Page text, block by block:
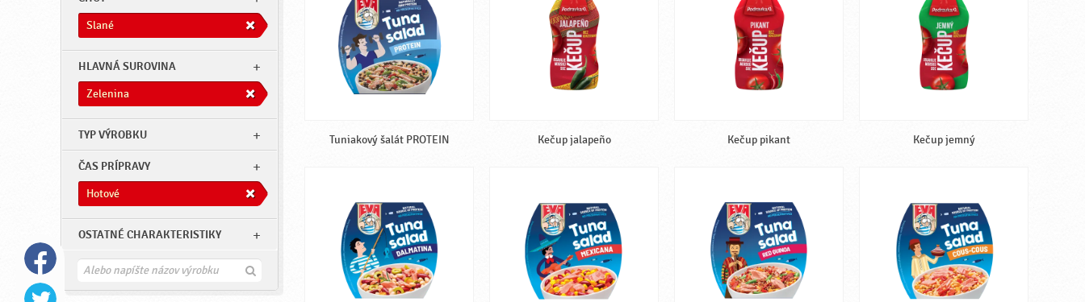
Slané
HLAVNÁ SUROVINA
Zelenina
TYP VÝROBKU
ČAS PRÍPRAVY
Hotové
OSTATNÉ CHARAKTERISTIKY
H
Tuniakový šalát PROTEIN Kečup jalapeño Kečup pikant Kečup jemný